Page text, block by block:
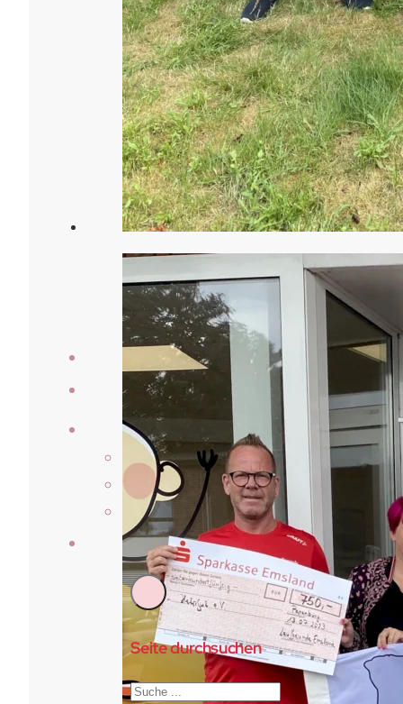
Veranstaltungen
Laufberichte
Der Verein
Über Uns
Vorstand & Beirat
Satzung
Kontakt
Seite durchsuchen
Suchen